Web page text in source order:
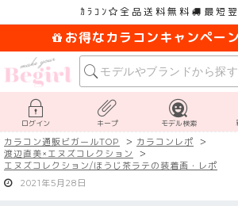
ｶﾗｺﾝ 全品送料無料 最短
お得なカラコンキャンペー
ログイン キープ モデル検索
カラコン通販ビガールTOP
カラコンレポ
渡辺直美×エヌズコレクション
エヌズコレクション/ほうじ茶ラテの装着画・レポ
2021年5月28日